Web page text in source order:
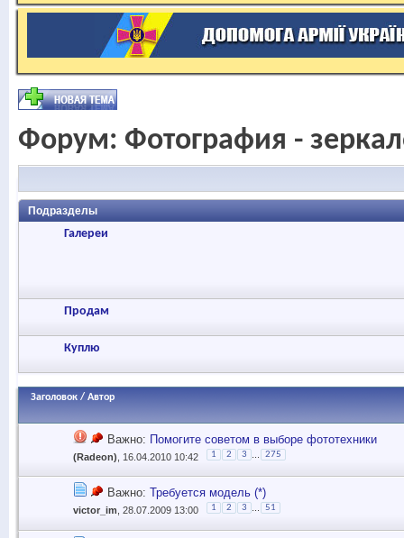
Форум: Фотография -
Подразделы
Галереи
Продам
Куплю
Заголовок / Автор
Важно: Помогите советом в выборе фототехники
(Radeon) , 16.04.2010 10:42 1 2 3 275
Важно: Требуется модель (*)
victor_im , 28.07.2009 13:00 1 2 3 51